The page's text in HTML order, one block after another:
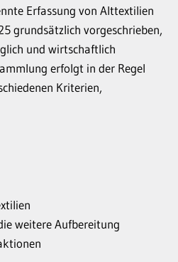
Erfassung von Alttextilien
grundsätzlich vorgeschrieben,
und wirtschaftlich
erfolgt in der Regel
Kriterien,
weitere Aufbereitung